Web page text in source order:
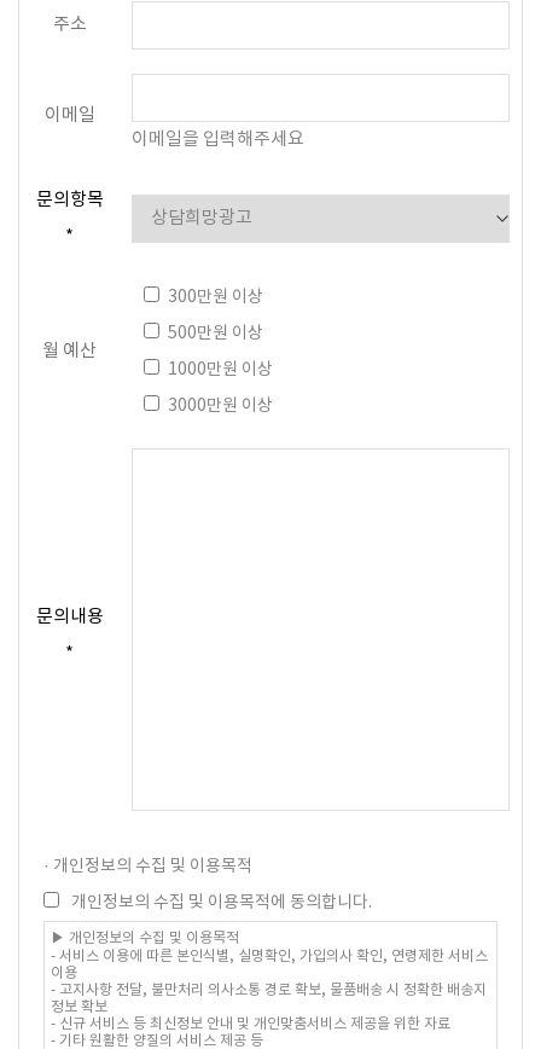
주소
이메일
이메일을 입력해주세요
문의항목
*
월 예산
300만원 이상
500만원 이상
1000만원 이상
3000만원 이상
문의내용
*
· 개인정보의 수집 및 이용목적
개인정보의 수집 및 이용목적에 동의합니다.